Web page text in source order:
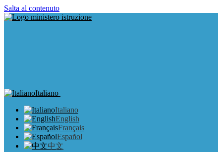
Salta al contenuto
Italiano
Italiano
English
Français
Español
中文